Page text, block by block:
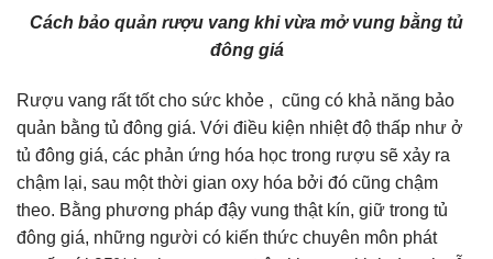
Cách bảo quản rượu vang khi vừa mở vung bằng tủ
đông giá
Rượu vang rất tốt cho sức khỏe , cũng có khả năng bảo
quản bằng tủ đông giá. Với điều kiện nhiệt độ thấp như ở
tủ đông giá, các phản ứng hóa học trong rượu sẽ xảy ra
chậm lại, sau một thời gian oxy hóa bởi đó cũng chậm
theo. Bằng phương pháp đậy vung thật kín, giữ trong tủ
đông giá, những người có kiến thức chuyên môn phát